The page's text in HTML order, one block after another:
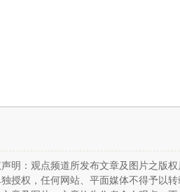
声明：观点频道所发布文章及图片之版
独授权，任何网站、平面媒体不得予以